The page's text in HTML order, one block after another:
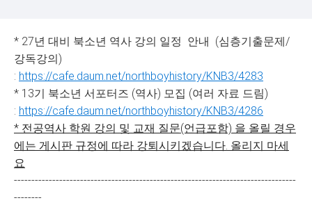
게
게
* 27년 대비 북소년 역사 강의 일정 안내 (심층기출문제/
강독강의)
: https://cafe.daum.net/northboyhistory/KNB3/4283
* 13기 북소년 서포터즈 (역사) 모집 (여러 자료 드림)
: https://cafe.daum.net/northboyhistory/KNB3/4286
* 전공역사 학원 강의 및 교재 질문(언급포함) 을 올릴 경우
에는 게시판 규정에 따라 강퇴시키겠습니다. 올리지 마세
요
---------------------------------------------------------------------------------
--------